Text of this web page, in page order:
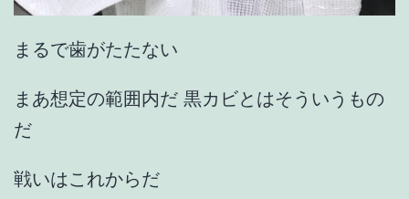
まるで歯がたたない
まあ想定の範囲内だ 黒カビとはそういうもの
だ
戦いはこれからだ